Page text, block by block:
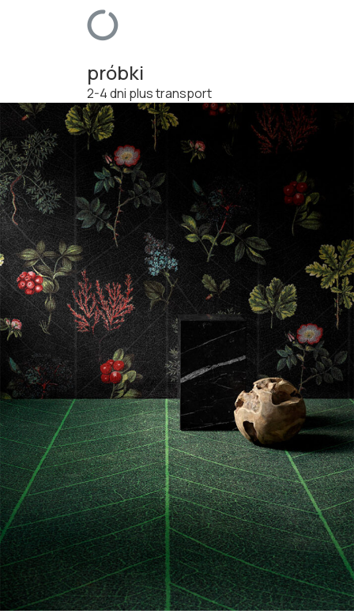
próbki
2-4 dni plus transport